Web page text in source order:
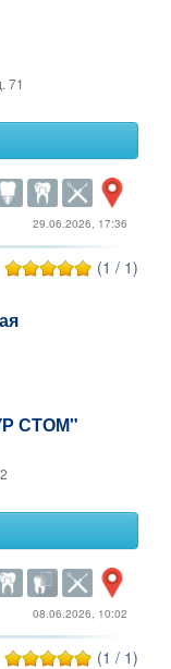
71
29.06.2026, 17:36
(1 / 1)
СТОМ"
08.06.2026, 10:02
(1 / 1)